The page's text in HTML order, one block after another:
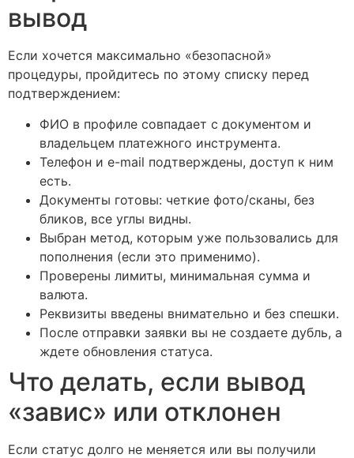
вывод
Если хочется максимально «безопасной»
процедуры, пройдитесь по этому списку перед
подтверждением:
ФИО в профиле совпадает с документом и
владельцем платежного инструмента.
Телефон и e-mail подтверждены, доступ к ним
есть.
Документы готовы: четкие фото/сканы, без
бликов, все углы видны.
Выбран метод, которым уже пользовались для
пополнения (если это применимо).
Проверены лимиты, минимальная сумма и
валюта.
Реквизиты введены внимательно и без спешки.
После отправки заявки вы не создаете дубль, а
ждете обновления статуса.
Что делать, если вывод
«завис» или отклонен
Если статус долго не меняется или вы получили